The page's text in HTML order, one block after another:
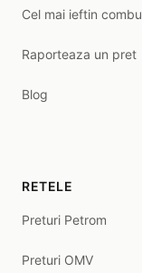
Cel mai ieftin
Raporteaza un pret
Blog
RETELE
Preturi Petrom
Preturi OMV